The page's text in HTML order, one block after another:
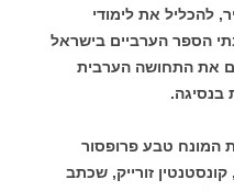
להכליל את לימודי
הספר הערביים בישראל
את התחושה הערבית
בנסיגה.
המונח טבע פרופסור
זורייק, שכתב